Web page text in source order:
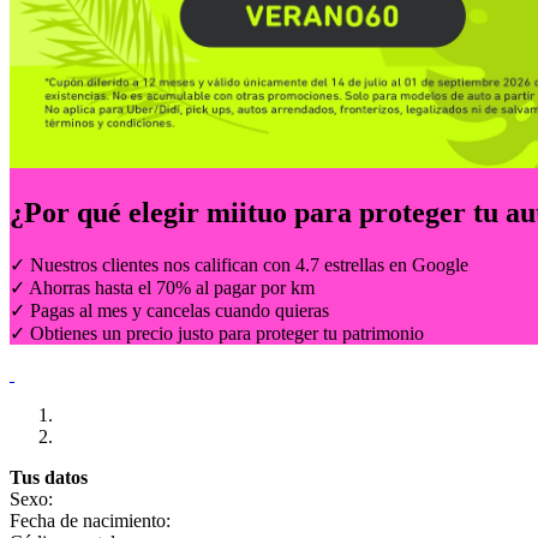
¿Por qué elegir miituo para proteger tu
✓ Nuestros clientes nos califican con 4.7 estrellas en Google
✓ Ahorras hasta el 70% al pagar por km
✓ Pagas al mes y cancelas cuando quieras
✓ Obtienes un precio justo para proteger tu patrimonio
Tus datos
Sexo:
Fecha de nacimiento: